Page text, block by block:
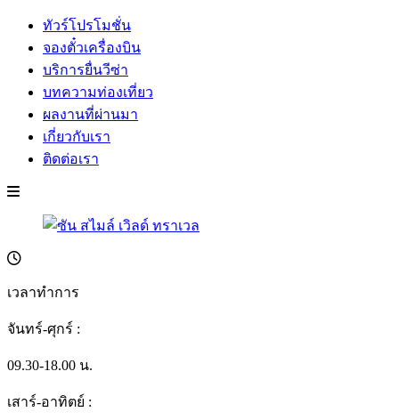
ทัวร์โปรโมชั่น
จองตั๋วเครื่องบิน
บริการยื่นวีซ่า
บทความท่องเที่ยว
ผลงานที่ผ่านมา
เกี่ยวกับเรา
ติดต่อเรา
เวลาทำการ
จันทร์-ศุกร์ :
09.30-18.00 น.
เสาร์-อาทิตย์ :